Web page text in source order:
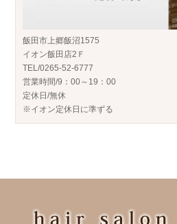
飯田市上郷飯沼1575
イオン飯田店2Ｆ
TEL/0265-52-6777
営業時間/9：00～19：00
定休日/無休
※イオン定休日に準ずる